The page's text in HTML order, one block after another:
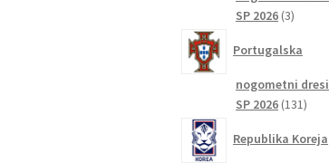
SP 2026 33
Portugalska
nogometni dresi
SP 2026 131131
Republika Koreja